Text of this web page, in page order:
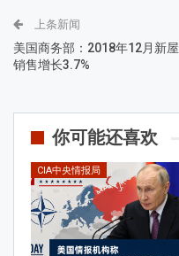
上条新闻
美国商务部：2018年12月新屋
销售增长3.7%
你可能还喜欢
CIA中央情报局